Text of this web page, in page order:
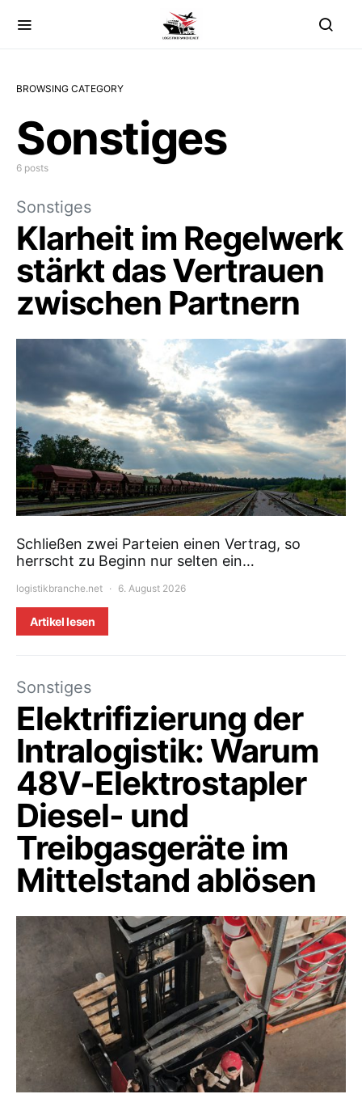
BROWSING CATEGORY
Sonstiges
6 posts
Sonstiges
Klarheit im Regelwerk
stärkt das Vertrauen
zwischen Partnern
Schließen zwei Parteien einen Vertrag, so
herrscht zu Beginn nur selten ein…
logistikbranche.net 6. August 2026
Artikel lesen
Sonstiges
Elektrifizierung der
Intralogistik: Warum
48V-Elektrostapler
Diesel- und
Treibgasgeräte im
Mittelstand ablösen